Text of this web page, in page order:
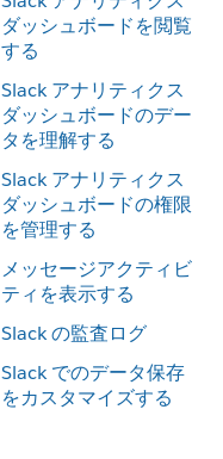
ダッシュボードを閲覧
する
Slack アナリティクス
ダッシュボードのデー
タを理解する
Slack アナリティクス
ダッシュボードの権限
を管理する
メッセージアクティビ
ティを表示する
Slack の監査ログ
Slack でのデータ保存
をカスタマイズする